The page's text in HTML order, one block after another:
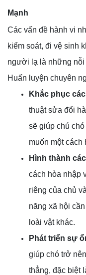
Mạnh
Các vấn đề hành vi
kiểm soát, đi vệ sinh
người lạ là những
Huấn luyện chuyên
Khắc phục
thuật sửa đổi
sẽ giúp chú
muốn một cách
Hình thành
cách hòa nhập
riêng của chủ
năng xã hội
loài vật khác.
Phát triển sự
giúp chó trở
thẳng, đặc biệt